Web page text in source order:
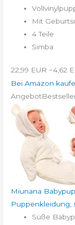
Mit
4 Teile
Simba
22,99 EUR −4,62
Bei Amazon
Angebot
Miunana
Puppenkleidung,
Süße